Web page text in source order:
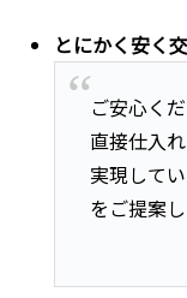
とにかく安く
ご安心く
直接仕入
実現して
をご提案し